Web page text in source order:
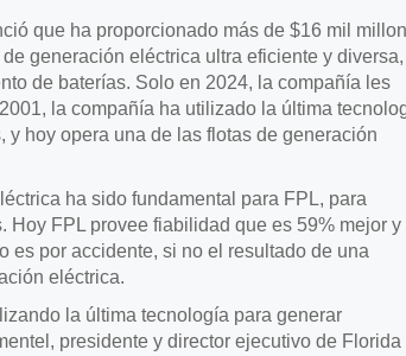
que ha proporcionado más de $16 mil
generación eléctrica ultra eficiente y diversa,
de baterías. Solo en 2024, la compañía les
la compañía ha utilizado la última
hoy opera una de las flotas de generación
ha sido fundamental para FPL, para
FPL provee fiabilidad que es 59% mejor y
es por accidente, si no el resultado de una
eléctrica.
la última tecnología para generar
presidente y director ejecutivo de Florida